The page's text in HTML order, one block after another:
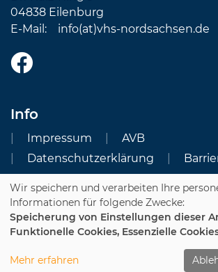
04838 Eilenburg
E-Mail: info(at)vhs-nordsachsen.de
Info
Impressum
AVB
Datenschutzerklärung
Cookie Einstellungen
Dozenten-Login
Wir speichern und verarbeiten Ihre
Informationen für folgende Zwecke:
Speicherung von Einstellungen dieser
Funktionelle Cookies, Essenzielle
Mehr erfahren